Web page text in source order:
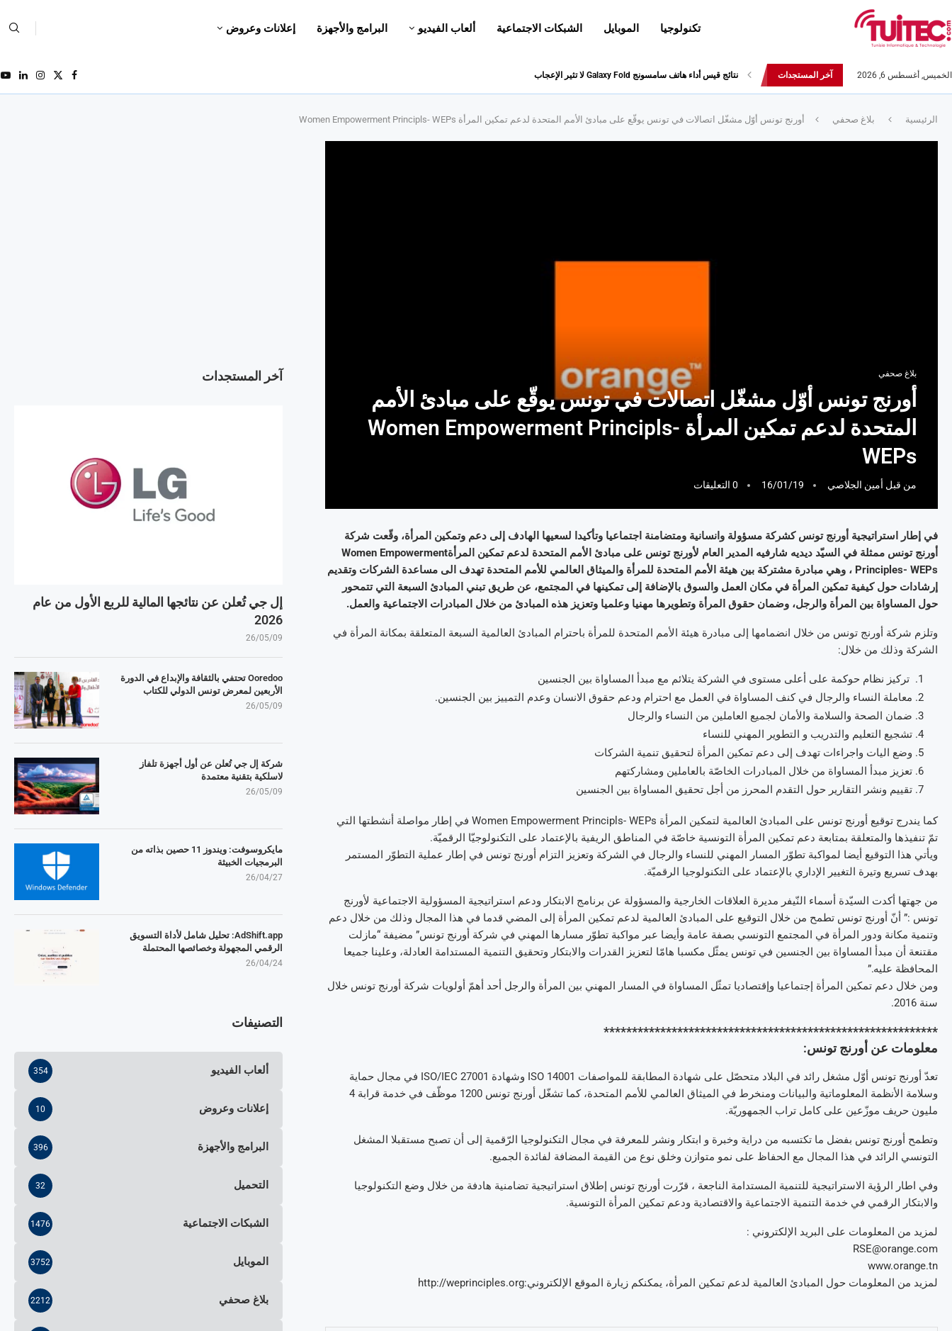
تكنولوجيا الموبايل الشبكات الاجتماعية ألعاب الفيديو البرامج والأجهزة إعلانات وعروض
الخميس, أغسطس 6, 2026 آخر المستجدات العلامة التجارية Realme تعلن عن هاتفها Realme 5s
الرئيسية بلاغ صحفي أورنج تونس أوّل مشغّل اتصالات في تونس يوقّع على مبادئ الأمم المتحدة لدعم تمكين المرأة Women Empowerment Principls- WEPs
بلاغ صحفي
أورنج تونس أوّل مشغّل اتصالات في تونس يوقّع على مبادئ الأمم
المتحدة لدعم تمكين المرأة Women Empowerment Principls-
WEPs
من قبل أمين الجلاصي 16/01/19 0 التعليقات
في إطار استراتيجية أورنج تونس كشركة مسؤولة وانسانية ومتضامنة اجتماعيا وتأكيدا لسعيها الهادف إلى دعم وتمكين المرأة، وقّعت شركة
أورنج تونس ممثلة في السيّد ديديه شارفيه المدير العام لأورنج تونس على مبادئ الأمم المتحدة لدعم تمكين المرأةWomen Empowerment
Principles- WEPs ، وهي مبادرة مشتركة بين هيئة الأمم المتحدة للمرأة والميثاق العالمي للأمم المتحدة تهدف الى مساعدة الشركات وتقديم
إرشادات حول كيفية تمكين المرأة في مكان العمل والسوق بالإضافة إلى تمكينها في المجتمع، عن طريق تبني المبادئ السبعة التي تتمحور
حول المساواة بين المرأة والرجل، وضمان حقوق المرأة وتطويرها مهنيا وعلميا وتعزيز هذه المبادئ من خلال المبادرات الاجتماعية والعمل.
وتلزم شركة أورنج تونس من خلال انضمامها إلى مبادرة هيئة الأمم المتحدة للمرأة باحترام المبادئ العالمية السبعة المتعلقة بمكانة المرأة في
الشركة وذلك من خلال:
تركيز نظام حوكمة على أعلى مستوى في الشركة يتلائم مع مبدأ المساواة بين الجنسين
معاملة النساء والرجال في كنف المساواة في العمل مع احترام ودعم حقوق الانسان وعدم التمييز بين الجنسين.
ضمان الصحة والسلامة والأمان لجميع العاملين من النساء والرجال
تشجيع التعليم والتدريب و التطوير المهني للنساء
وضع اليات واجراءات تهدف إلى دعم تمكين المرأة لتحقيق تنمية الشركات
تعزيز مبدأ المساواة من خلال المبادرات الخاصّة بالعاملين ومشاركتهم
تقييم ونشر التقارير حول التقدم المحرز من أجل تحقيق المساواة بين الجنسين
كما يندرج توقيع أورنج تونس على المبادئ العالمية لتمكين المرأة Women Empowerment Principls- WEPs في إطار مواصلة أنشطتها التي
تمّ تنفيذها والمتعلقة بمتابعة دعم تمكين المرأة التونسية خاصّة في المناطق الريفية بالإعتماد على التكنولوجيّا الرقميّة.
ويأتي هذا التوقيع أيضا لمواكبة تطوّر المسار المهني للنساء والرجال في الشركة وتعزيز التزام أورنج تونس في إطار عملية التطوّر المستمر
بهدف تسريع وتيرة التغيير الإداري بالإعتماد على التكنولوجيا الرقميّة.
من جهتها أكدت السيّدة أسماء النّيفر مديرة العلاقات الخارجية والمسؤولة عن برنامج الابتكار ودعم استراتيجية المسؤولية الاجتماعية لأورنج
تونس :” أنّ أورنج تونس تطمح من خلال التوقيع على المبادئ العالمية لدعم تمكين المرأة إلى المضي قدما في هذا المجال وذلك من خلال دعم
وتنمية مكانة ودور المرأة في المجتمع التونسي بصفة عامة وأيضا عبر مواكبة تطوّر مسارها المهني في شركة أورنج تونس” مضيفة “مازلت
مقتنعة أن مبدأ المساواة بين الجنسين في تونس يمثّل مكسبا هامّا لتعزيز القدرات والابتكار وتحقيق التنمية المستدامة العادلة، وعلينا جميعا
المحافظة عليه.”
ومن خلال دعم تمكين المرأة إجتماعيا وإقتصاديا تمثّل المساواة في المسار المهني بين المرأة والرجل أحد أهمّ أولويات شركة أورنج تونس خلال
سنة 2016.
***********************************************************
معلومات عن أورنج تونس:
تعدّ أورنج تونس أوّل مشغل رائد في البلاد متحصّل على شهادة المطابقة للمواصفات 14001 ISO وشهادة ISO/IEC 27001 في مجال حماية
وسلامة الأنظمة المعلوماتية والبيانات ومنخرط في الميثاق العالمي للأمم المتحدة، كما تشغّل أورنج تونس 1200 موظّف في خدمة قرابة 4
مليون حريف موزّعين على كامل تراب الجمهوريّة.
وتطمح أورنج تونس بفضل ما تكتسبه من دراية وخبرة و ابتكار ونشر للمعرفة في مجال التكنولوجيا الرّقمية إلى أن تصبح مستقبلا المشغل
التونسي الرائد في هذا المجال مع الحفاظ على نمو متوازن وخلق نوع من القيمة المضافة لفائدة الجميع.
وفي اطار الرؤية الاستراتيجية للتنمية المستدامة الناجعة ، قرّرت أورنج تونس إطلاق استراتيجية تضامنية هادفة من خلال وضع التكنولوجيا
والابتكار الرقمي في خدمة التنمية الاجتماعية والاقتصادية ودعم تمكين المرأة التونسية.
لمزيد من المعلومات على البريد الإلكتروني :
RSE@orange.com
www.orange.tn
لمزيد من المعلومات حول المبادئ العالمية لدعم تمكين المرأة، يمكنكم زيارة الموقع الإلكتروني:http://weprinciples.org
آخر المستجدات
إل جي تُعلن عن نتائجها المالية للربع الأول من عام
2026
26/05/09
Ooredoo تحتفي بالثقافة والإبداع في الدورة
الأربعين لمعرض تونس الدولي للكتاب
26/05/09
شركة إل جي تُعلن عن أول أجهزة تلفاز
لاسلكية بتقنية معتمدة
26/05/09
مايكروسوفت: ويندوز 11 حصين بذاته من
البرمجيات الخبيثة
26/04/27
AdShift.app: تحليل شامل لأداة التسويق
الرقمي المجهولة وخصائصها المحتملة
26/04/24
التصنيفات
ألعاب الفيديو 354
إعلانات وعروض 10
البرامج والأجهزة 396
التحميل 32
الشبكات الاجتماعية 1476
الموبايل 3752
بلاغ صحفي 2212